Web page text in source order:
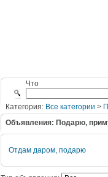
Что
Категория: Все категории >
Объявления: Подарю,
Отдам даром, подарю